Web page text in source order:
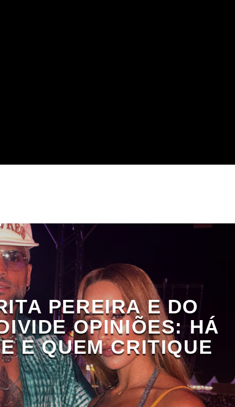
PEREIRA E DO
OPINIÕES: HÁ
E QUEM CRITIQUE